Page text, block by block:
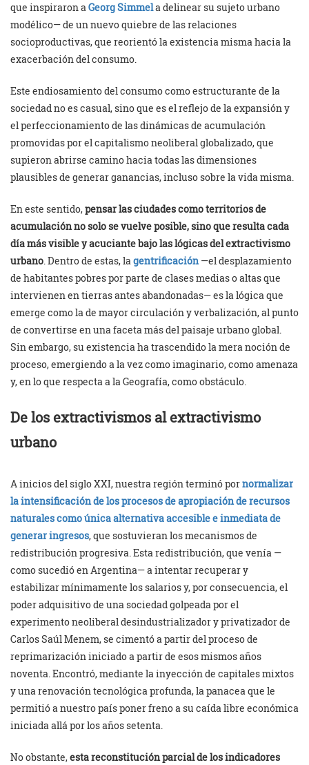
que inspiraron aGeorg Simmela delinear su sujeto urbano
modélico— de un nuevo quiebre de las relaciones
socioproductivas, que reorientó la existencia misma hacia la
exacerbación del consumo.
Este endiosamiento del consumo como estructurante de la
sociedad no es casual, sino que es el reflejo de la expansión y
el perfeccionamiento de las dinámicas de acumulación
promovidas por el capitalismo neoliberal globalizado, que
supieron abrirse camino hacia todas las dimensiones
plausibles de generar ganancias, incluso sobre la vida misma.
En este sentido,pensar las ciudades como territorios de
acumulación no solo se vuelve posible, sino que resulta cada
día más visible y acuciante bajo las lógicas del extractivismo
urbano. Dentro de estas, lagentrificación—el desplazamiento
de habitantes pobres por parte de clases medias o altas que
intervienen en tierras antes abandonadas— es la lógica que
emerge como la de mayor circulación y verbalización, al punto
de convertirse en una faceta más del paisaje urbano global.
Sin embargo, su existencia ha trascendido la mera noción de
proceso, emergiendo a la vez como imaginario, como amenaza
y, en lo que respecta a la Geografía, como obstáculo.
De los extractivismos al extractivismo
urbano
A inicios del siglo XXI, nuestra región terminó pornormalizar
la intensificación de los procesos de apropiación de recursos
naturales como única alternativa accesible e inmediata de
generar ingresos, que sostuvieran los mecanismos de
redistribución progresiva. Esta redistribución, que venía —
como sucedió en Argentina— a intentar recuperar y
estabilizar mínimamente los salarios y, por consecuencia, el
poder adquisitivo de una sociedad golpeada por el
experimento neoliberal desindustrializador y privatizador de
Carlos Saúl Menem, se cimentó a partir del proceso de
reprimarización iniciado a partir de esos mismos años
noventa. Encontró, mediante la inyección de capitales mixtos
y una renovación tecnológica profunda, la panacea que le
permitió a nuestro país poner freno a su caída libre económica
iniciada allá por los años setenta.
No obstante,esta reconstitución parcial de los indicadores